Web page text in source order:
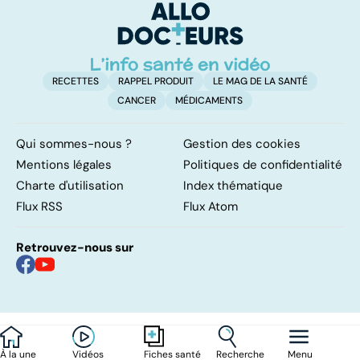
À la une Vidéos Fiches santé Recherche Menu
étroits
RECETTES RAPPEL PRODUIT
LE MAG DE LA SANTÉ
CANCER
MÉDICAMENTS
Qui sommes-nous ?
Gestion des cookies
Mentions légales
Politiques de confidentialité
Charte d'utilisation
Index thématique
Flux RSS
Flux Atom
Retrouvez-nous sur